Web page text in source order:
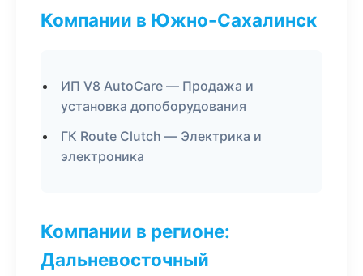
Компании в Южно-Сахалинск
ИП V8 AutoCare — Продажа и
установка допоборудования
ГК Route Clutch — Электрика и
электроника
Компании в регионе:
Дальневосточный